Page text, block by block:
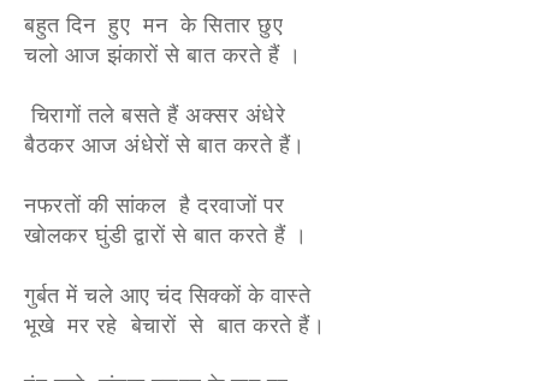
बहुत दिन हुए मन के सितार छुए
चलो आज झंकारों से बात करते हैं ।
चिरागों तले बसते हैं अक्सर अंधेरे
बैठकर आज अंधेरों से बात करते हैं।
नफरतों की सांकल है दरवाजों पर
खोलकर घुंडी द्वारों से बात करते हैं ।
गुर्बत में चले आए चंद सिक्कों के वास्ते
भूखे मर रहे बेचारों से बात करते हैं।